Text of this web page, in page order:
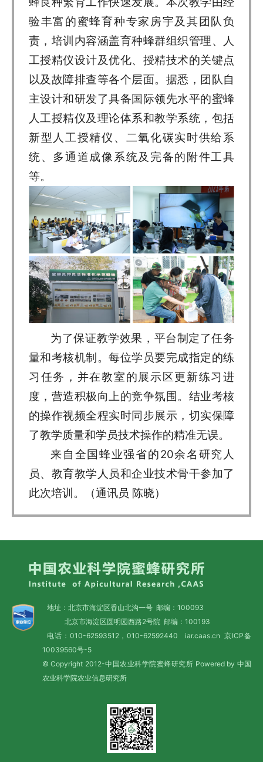
验丰富的蜜蜂育种专家房宇及其团队负
责，培训内容涵盖育种蜂群组织管理、人
工授精仪设计及优化、授精技术的关键点
以及故障排查等各个层面。据悉，团队自
主设计和研发了具备国际领先水平的蜜蜂
人工授精仪及理论体系和教学系统，包括
新型人工授精仪、二氧化碳实时供给系
统、多通道成像系统及完备的附件工具
等。
为了保证教学效果，平台制定了任务
量和考核机制。每位学员要完成指定的练
习任务，并在教室的展示区更新练习进
度，营造积极向上的竞争氛围。结业考核
的操作视频全程实时同步展示，切实保障
了教学质量和学员技术操作的精准无误。
来自全国蜂业强省的20余名研究人
员、教育教学人员和企业技术骨干参加了
此次培训。（通讯员 陈晓）
地址：北京市海淀区香山北沟一号 邮编：100093
北京市海淀区圆明园西路2号院 邮编：100193
电话：010-62593512，010-62592440 iar.caas.cn 京ICP备
10039560号-5
© Copyright 2012-中国农业科学院蜜蜂研究所 Powered by 中国
农业科学院农业信息研究所